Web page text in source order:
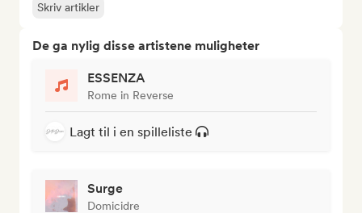
Skriv artikler
De ga nylig disse artistene muligheter
ESSENZA
Rome in Reverse
Lagt til i en spilleliste
Surge
Domicidre